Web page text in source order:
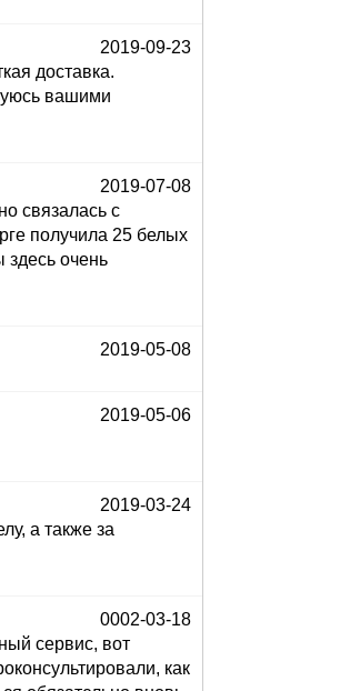
2019-09-23
доставка.
вашими
2019-07-08
связалась с
получила 25 белых
здесь очень
2019-05-08
2019-05-06
2019-03-24
а также за
0002-03-18
сервис, вот
как